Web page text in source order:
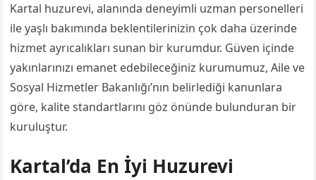
Kartal huzurevi, alanında deneyimli uzman personelleri
ile yaşlı bakımında beklentilerinizin çok daha üzerinde
hizmet ayrıcalıkları sunan bir kurumdur. Güven içinde
yakınlarınızı emanet edebileceğiniz kurumumuz, Aile ve
Sosyal Hizmetler Bakanlığı’nın belirlediği kanunlara
göre, kalite standartlarını göz önünde bulunduran bir
kuruluştur.
Kartal’da En İyi Huzurevi